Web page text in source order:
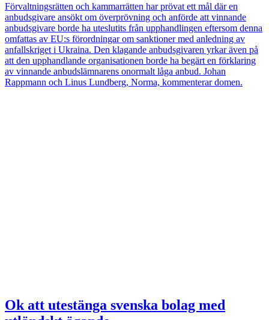
Förvaltningsrätten och kammarrätten har prövat ett mål där en
anbudsgivare ansökt om överprövning och anförde att vinnande
anbudsgivare borde ha uteslutits från upphandlingen eftersom denna
omfattas av EU:s förordningar om sanktioner med anledning av
anfallskriget i Ukraina. Den klagande anbudsgivaren yrkar även på
att den upphandlande organisationen borde ha begärt en förklaring
av vinnande anbudslämnarens onormalt låga anbud. Johan
Rappmann och Linus Lundberg, Norma, kommenterar domen.
Ok att utestänga svenska bolag med